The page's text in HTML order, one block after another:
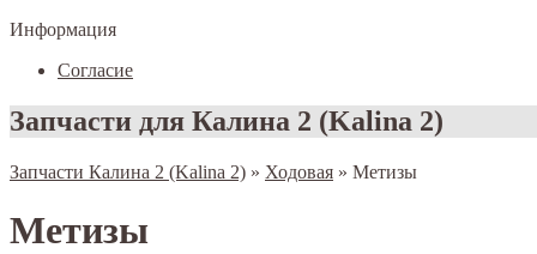
Информация
Согласие
Запчасти для Калина 2 (Kalina 2)
Запчасти Калина 2 (Kalina 2) » Ходовая » Метизы
Метизы